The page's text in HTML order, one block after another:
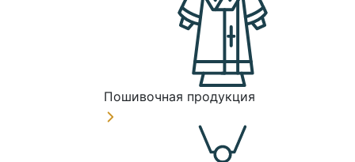
Пошивочная продукция